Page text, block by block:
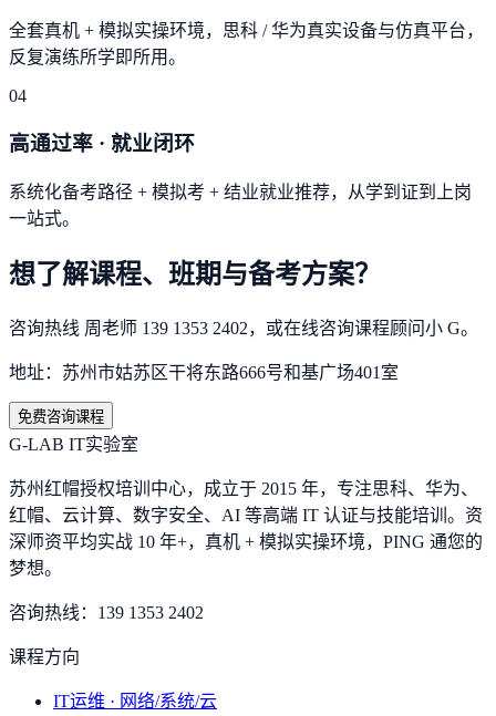
全套真机 + 模拟实操环境，思科 / 华为真实设备与仿真平台，
反复演练所学即所用。
04
高通过率 · 就业闭环
系统化备考路径 + 模拟考 + 结业就业推荐，从学到证到上岗
一站式。
想了解课程、班期与备考方案？
咨询热线 周老师 139 1353 2402，或在线咨询课程顾问小 G。
地址： 苏州市姑苏区干将东路666号和基广场401室
免费咨询课程
G-LAB IT实验室
苏州红帽授权培训中心，成立于 2015 年，专注思科、华为、
红帽、云计算、数字安全、AI 等高端 IT 认证与技能培训。资
深师资平均实战 10 年+，真机 + 模拟实操环境， PING 通您的
梦想。
咨询热线： 139 1353 2402
课程方向
IT运维 · 网络/系统/云